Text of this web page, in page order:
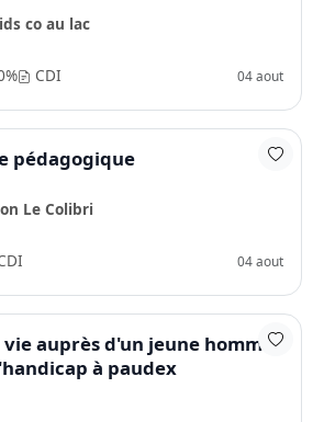
co au lac
CDI 04 aout
pédagogique
Le Colibri
04 aout
auprès d'un jeune homme
à paudex